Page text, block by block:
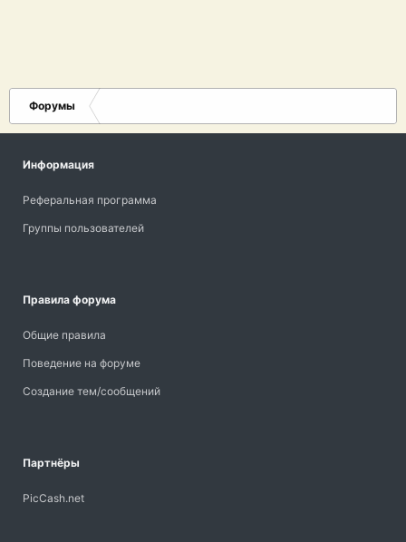
Форумы
Информация
Реферальная программа
Группы пользователей
Правила форума
Общие правила
Поведение на форуме
Создание тем/сообщений
Партнёры
PicCash.net